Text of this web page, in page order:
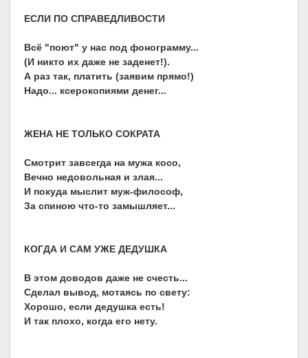
ЕСЛИ ПО СПРАВЕДЛИВОСТИ
Всё "поют" у нас под фонограмму...
(И никто их даже не заденет!).
А раз так, платить (заявим прямо!)
Надо... ксерокопиями денег...
ЖЕНА НЕ ТОЛЬКО СОКРАТА
Смотрит завсегда на мужа косо,
Вечно недовольная и злая...
И покуда мыслит муж-философ,
За спиною что-то замышляет...
КОГДА И САМ УЖЕ ДЕДУШКА
В этом доводов даже не счесть...
Сделал вывод, мотаясь по свету:
Хорошо, если дедушка есть!
И так плохо, когда его нету.